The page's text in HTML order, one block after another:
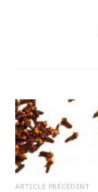
ARTICLE PRÉCÉDENT